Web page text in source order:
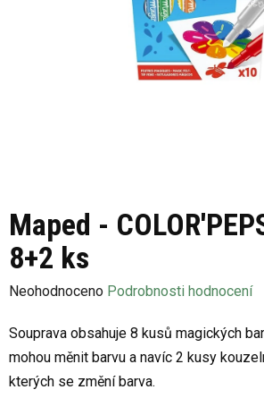
Maped -
8+2 ks
Průměrné
produktu
je
0,0
Neohodnoceno Podrobnosti hodnocení
Souprava obsahuje 8 kusů magických
mohou měnit barvu a navíc 2 kusy
kterých se změní barva.